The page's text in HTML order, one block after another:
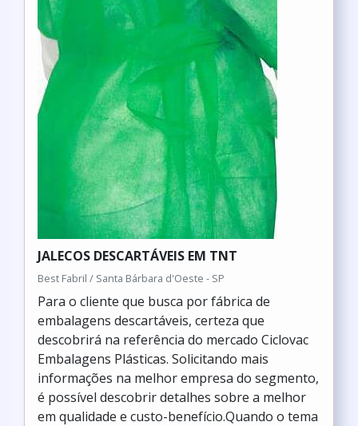
JALECOS DESCARTÁVEIS EM TNT
Best Fabril / Santa Bárbara d'Oeste - SP
Para o cliente que busca por fábrica de
embalagens descartáveis, certeza que
descobrirá na referência do mercado Ciclovac
Embalagens Plásticas. Solicitando mais
informações na melhor empresa do segmento,
é possível descobrir detalhes sobre a melhor
em qualidade e custo-benefício.Quando o tema